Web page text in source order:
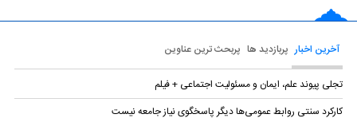
آخرین اخبار پربازدید ها پربحث ترین عناوین
تجلی پیوند علم، ایمان و مسئولیت اجتماعی + فیلم
کارکرد سنتی روابط عمومی‌ها دیگر پاسخگوی نیاز جامعه نیست